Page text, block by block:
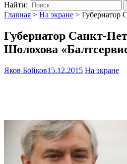
Найти:
Главная > На экране > Губернатор
Губернатор Санкт-
Шолохова
Яков Бойков15.12.2015 На экране